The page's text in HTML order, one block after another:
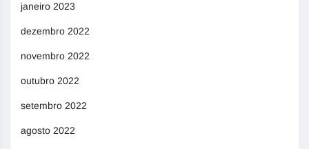
janeiro 2023
dezembro 2022
novembro 2022
outubro 2022
setembro 2022
agosto 2022